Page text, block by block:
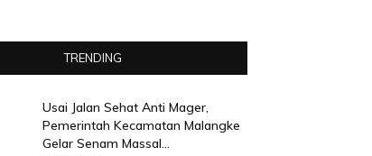
TRENDING
Usai Jalan Sehat Anti Mager,
Pemerintah Kecamatan Malangke
Gelar Senam Massal...